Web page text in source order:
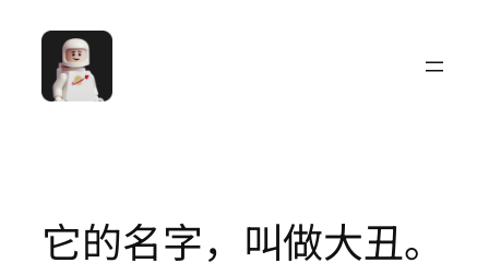
它的名字，叫做大丑。